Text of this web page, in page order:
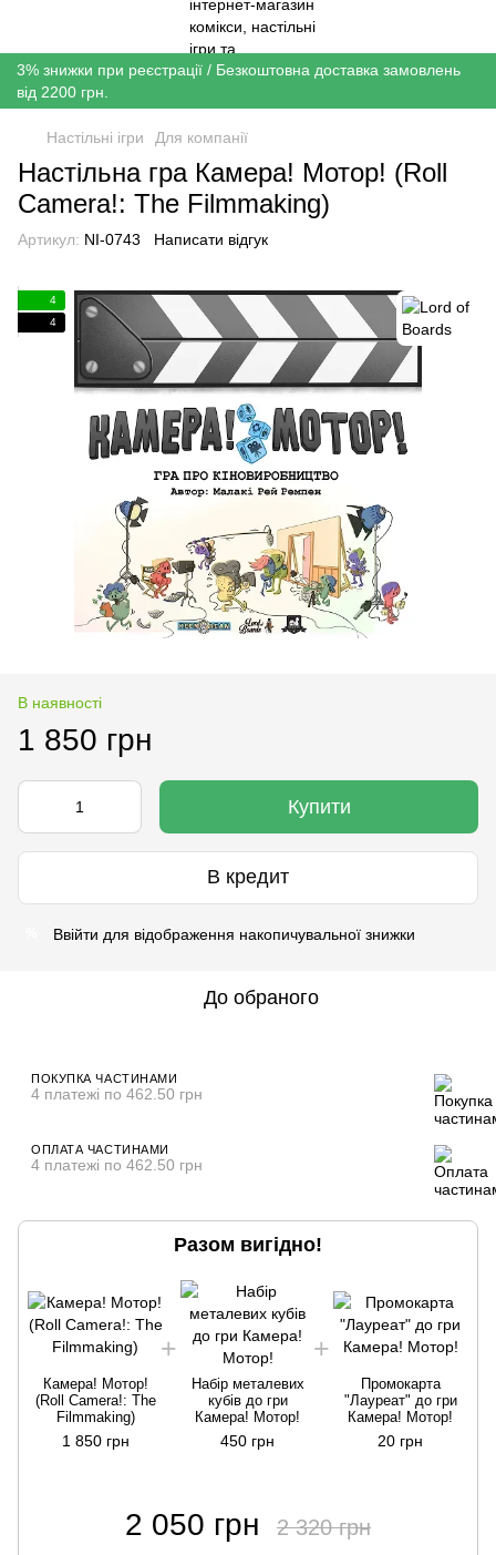
3% знижки при реєстрації / Безкоштовна доставка замовлень
від 2200 грн.
Настільні ігри Для компанії
Настільна гра Камера! Мотор! (Roll
Camera!: The Filmmaking)
Артикул: NI-0743 Написати відгук
4
4
В наявності
1 850 грн
Купити
В кредит
Ввійти для відображення накопичувальної знижки
До обраного
ПОКУПКА ЧАСТИНАМИ
4 платежі по 462.50 грн
ОПЛАТА ЧАСТИНАМИ
4 платежі по 462.50 грн
Разом вигідно!
Камера! Мотор!
(Roll Camera!: The
Filmmaking)
1 850 грн
Набір металевих
кубів до гри
Камера! Мотор!
450 грн
Промокарта
"Лауреат" до гри
Камера! Мотор!
20 грн
2 050 грн 2 320 грн